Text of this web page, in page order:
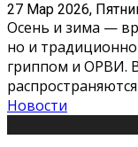
27 Мар 2026,
Осень и зима —
но и
гриппом и ОРВИ. В
Новости